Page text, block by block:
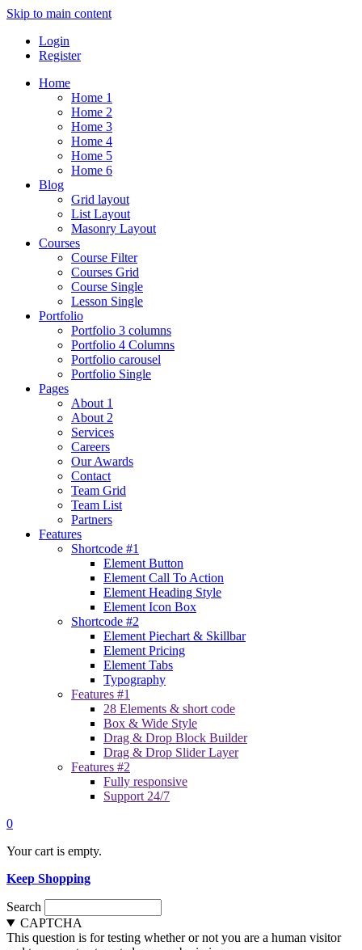
Skip to main content
Login
Register
Home
Home 1
Home 2
Home 3
Home 4
Home 5
Home 6
Blog
Grid layout
List Layout
Masonry Layout
Courses
Course Filter
Courses Grid
Course Single
Lesson Single
Portfolio
Portfolio 3 columns
Portfolio 4 Columns
Portfolio carousel
Portfolio Single
Pages
About 1
About 2
Services
Careers
Our Awards
Contact
Team Grid
Team List
Partners
Features
Shortcode #1
Element Button
Element Call To Action
Element Heading Style
Element Icon Box
Shortcode #2
Element Piechart & Skillbar
Element Pricing
Element Tabs
Typography
Features #1
28 Elements & short code
Box & Wide Style
Drag & Drop Block Builder
Drag & Drop Slider Layer
Features #2
Fully responsive
Support 24/7
0
Your cart is empty.
Keep Shopping
Search
CAPTCHA
This question is for testing whether or not you are a human visitor